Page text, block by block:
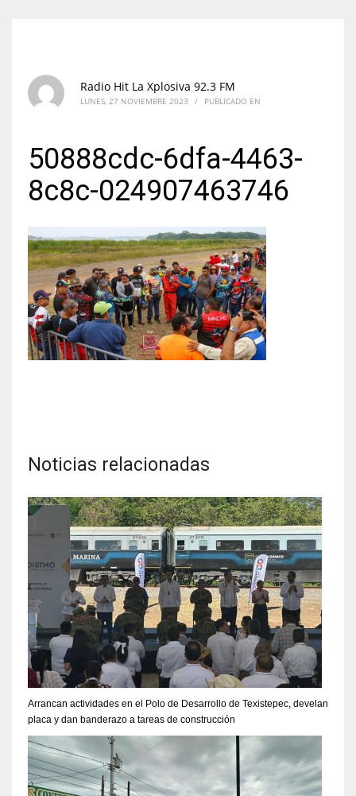
Radio Hit La Xplosiva 92.3 FM
LUNES, 27 NOVIEMBRE 2023 / PUBLICADO EN
50888cdc-6dfa-4463-
8c8c-024907463746
Noticias relacionadas
Arrancan actividades en el Polo de Desarrollo de Texistepec, develan
placa y dan banderazo a tareas de construcción